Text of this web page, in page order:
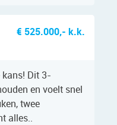
€ 525.000,- k.k.
Dit 3-
en voelt snel
twee
alles..